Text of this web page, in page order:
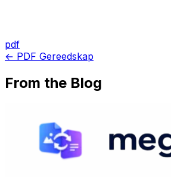
pdf
← PDF Gereedskap
From the Blog